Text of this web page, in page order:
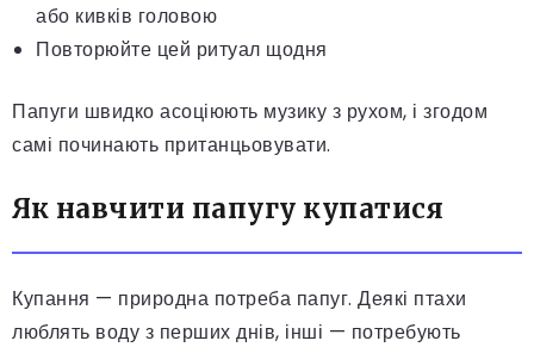
або кивків головою
Повторюйте цей ритуал щодня
Папуги швидко асоціюють музику з рухом, і згодом
самі починають пританцьовувати.
Як навчити папугу купатися
Купання — природна потреба папуг. Деякі птахи
люблять воду з перших днів, інші — потребують